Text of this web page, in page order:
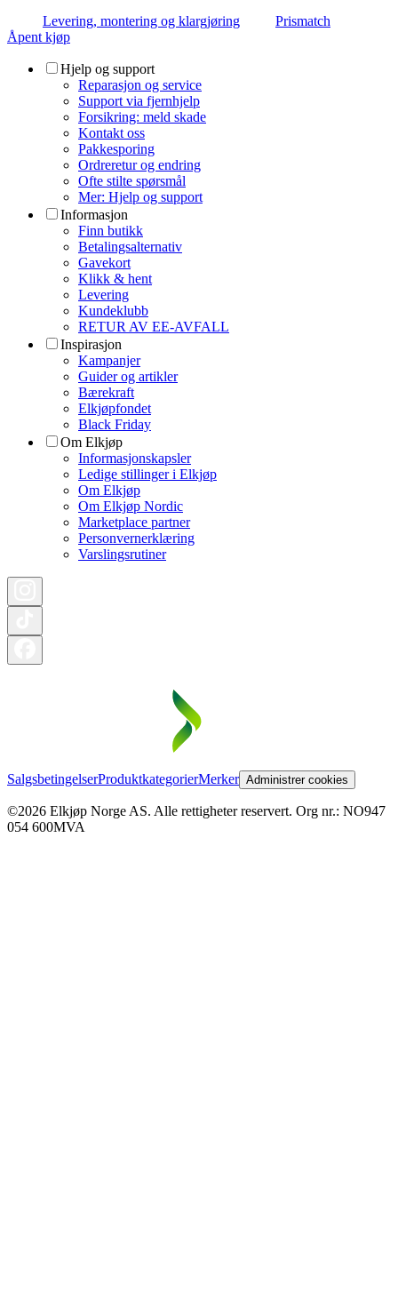
Levering, montering og klargjøring
Prismatch
Åpent kjøp
Hjelp og support
Reparasjon og service
Support via fjernhjelp
Forsikring: meld skade
Kontakt oss
Pakkesporing
Ordreretur og endring
Ofte stilte spørsmål
Mer: Hjelp og support
Informasjon
Finn butikk
Betalingsalternativ
Gavekort
Klikk & hent
Levering
Kundeklubb
RETUR AV EE-AVFALL
Inspirasjon
Kampanjer
Guider og artikler
Bærekraft
Elkjøpfondet
Black Friday
Om Elkjøp
Informasjonskapsler
Ledige stillinger i Elkjøp
Om Elkjøp
Om Elkjøp Nordic
Marketplace partner
Personvernerklæring
Varslingsrutiner
SalgsbetingelserProduktkategorierMerker Administrer cookies
©2026 Elkjøp Norge AS. Alle rettigheter reservert. Org nr.: NO947
054 600MVA